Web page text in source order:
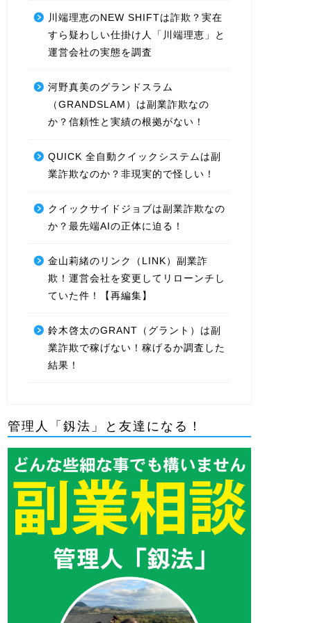
川端理恵のNEW SHIFTは詐欺？実在
すら疑わしい仕掛け人「川端理恵」と
運営会社の実態を調査
河野真美のグランドスラム
（GRANDSLAM）は副業詐欺なの
か？信頼性と実績の根拠がない！
QUICK 全自動クイックシステムは副
業詐欺なのか？非現実的で怪しい！
クイックサイドジョブは副業詐欺なの
か？最先端AIの正体に迫る！
金山莉緒のリンク（LINK）副業詐
欺！運営会社を変更してリローンチし
ていた件！【再編集】
鈴木啓太のGRANT（グラント）は副
業詐欺で稼げない！稼げるか調査した
結果！
管理人「釼法」と友達になる！